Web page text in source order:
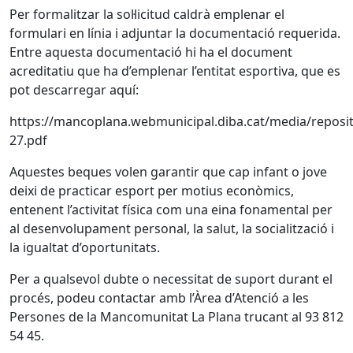
Per formalitzar la sol·licitud caldrà emplenar el
formulari en línia i adjuntar la documentació requerida.
Entre aquesta documentació hi ha el document
acreditatiu que ha d’emplenar l’entitat esportiva, que es
pot descarregar aquí:
https://mancoplana.webmunicipal.diba.cat/media/
27.pdf
Aquestes beques volen garantir que cap infant o jove
deixi de practicar esport per motius econòmics,
entenent l’activitat física com una eina fonamental per
al desenvolupament personal, la salut, la socialització i
la igualtat d’oportunitats.
Per a qualsevol dubte o necessitat de suport durant el
procés, podeu contactar amb l’Àrea d’Atenció a les
Persones de la Mancomunitat La Plana trucant al 93 812
54 45.